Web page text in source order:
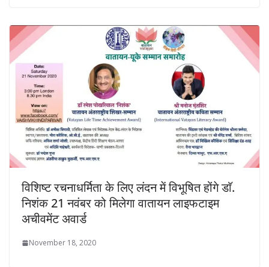
विशिष्ट रचनाधर्मिता के लिए लंदन में विभूषित होंगे डाॅ.
निशंक 21 नवंबर को मिलेगा वातायन लाइफटाइम
अचीवमेंट अवार्ड
November 18, 2020